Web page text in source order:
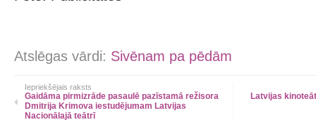
Atslēgas vārdi: Sivēnam pa pēdām
Iepriekšējais raksts
Gaidāma pirmizrāde pasaulē pazīstamā režisora
Dmitrija Krimova iestudējumam Latvijas
Nacionālajā teātrī
Latvijas